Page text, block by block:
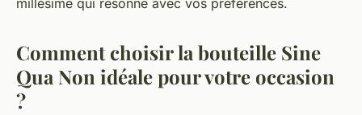
millésime qui resonne avec vos préférences.
Comment choisir la bouteille Sine
Qua Non idéale pour votre occasion
?